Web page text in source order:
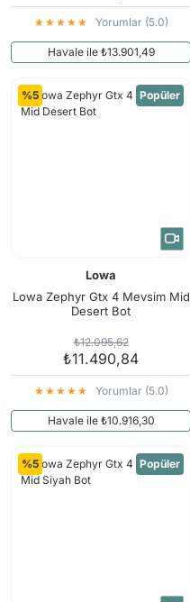
Yorumlar (5.0)
Havale ile ₺13.901,49
%5 Popüler
Lowa
Lowa Zephyr Gtx 4 Mevsim Mid
Desert Bot
₺12.095,62
₺11.490,84
Yorumlar (5.0)
Havale ile ₺10.916,30
%5 Popüler